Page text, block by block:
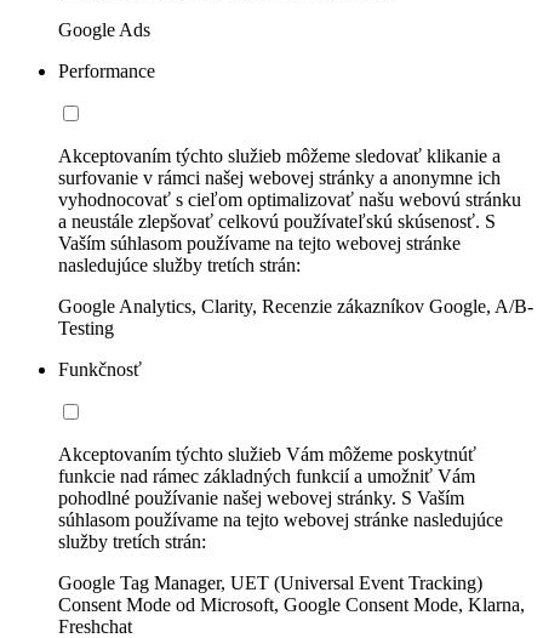
Google Ads
Performance
Akceptovaním týchto služieb môžeme sledovať klikanie a
surfovanie v rámci našej webovej stránky a anonymne ich
vyhodnocovať s cieľom optimalizovať našu webovú stránku
a neustále zlepšovať celkovú používateľskú skúsenosť. S
Vaším súhlasom používame na tejto webovej stránke
nasledujúce služby tretích strán:
Google Analytics, Clarity, Recenzie zákazníkov Google, A/B-
Testing
Funkčnosť
Akceptovaním týchto služieb Vám môžeme poskytnúť
funkcie nad rámec základných funkcií a umožniť Vám
pohodlné používanie našej webovej stránky. S Vaším
súhlasom používame na tejto webovej stránke nasledujúce
služby tretích strán:
Google Tag Manager, UET (Universal Event Tracking)
Consent Mode od Microsoft, Google Consent Mode, Klarna,
Freshchat